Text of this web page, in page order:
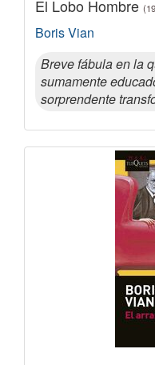
El Lobo Hombre
Boris Vian
Breve fábula en la
sumamente
sorprendente